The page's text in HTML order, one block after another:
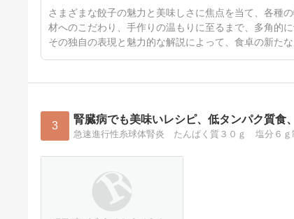
さまざまな餃子の魅力と美味しさに焦点を当て、各種
材へのこだわり、手作りの温もりに至るまで、多角的
その独自の表現と魅力的な解説によって、食卓の新た
3 腎臓病でも美味いレシピ、低タンパク質食